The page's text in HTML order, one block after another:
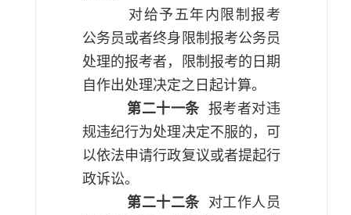
对给予五年内限制报考
公务员或者终身限制报考公务员
处理的报考者，限制报考的日期
自作出处理决定之日起计算。
第二十一条 报考者对违
规违纪行为处理决定不服的，可
以依法申请行政复议或者提起行
政诉讼。
第二十二条
对工作人员